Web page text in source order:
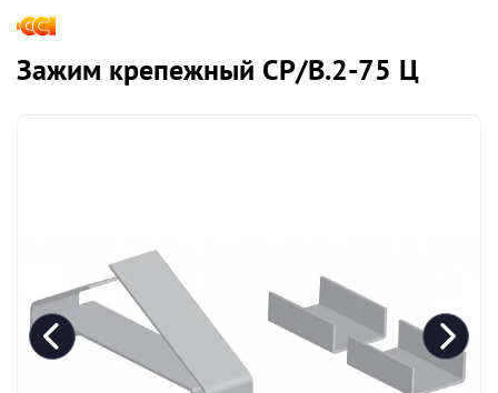
Зажим крепежный СР/В.2-75 Ц